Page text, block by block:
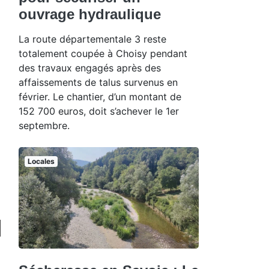
ouvrage hydraulique
La route départementale 3 reste
totalement coupée à Choisy pendant
des travaux engagés après des
affaissements de talus survenus en
février. Le chantier, d’un montant de
152 700 euros, doit s’achever le 1er
septembre.
Locales